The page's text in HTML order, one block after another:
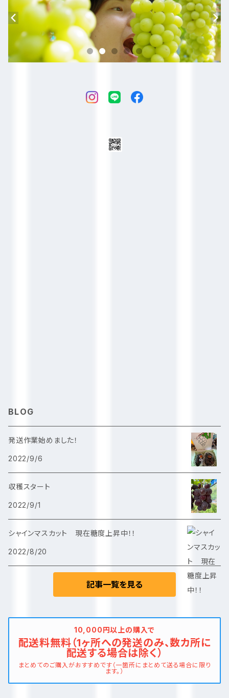
BLOG
発送作業始めました！
2022/9/6
収穫スタート
2022/9/1
シャインマスカット 現在糖度上昇中！！
2022/8/20
記事一覧を見る
10,000円以上の購入で
配送料無料（1ヶ所への発送のみ、数カ所に
配送する場合は除く）
まとめてのご購入がおすすめです（一箇所にまとめて送る場合に限り
ます。）